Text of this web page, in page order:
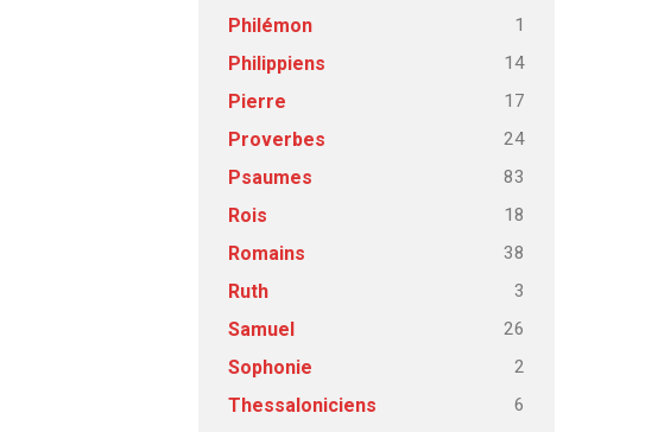
Philémon 1
Philippiens 14
Pierre 17
Proverbes 24
Psaumes 83
Rois 18
Romains 38
Ruth 3
Samuel 26
Sophonie 2
Thessaloniciens
6